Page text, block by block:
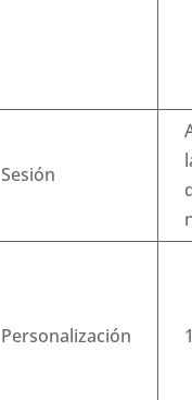
Sesión
Personalización